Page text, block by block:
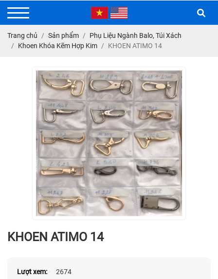
Trang chủ Sản phẩm
Phụ Liệu Ngành Balo, Túi Xách
Khoen Khóa Kẽm Hợp Kim
KHOEN ATIMO 14
KHOEN ATIMO 14
Lượt xem: 2674